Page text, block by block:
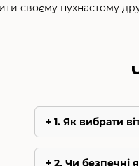
своєму пухнастому
1. Як вибрати